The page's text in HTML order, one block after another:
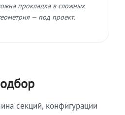
прокладка в сложных
— под проект.
секций, конфигурации